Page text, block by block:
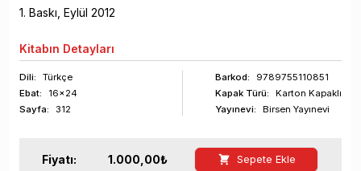
1. Baskı, Eylül 2012
Kitabın Detayları
Dili:
Türkçe
Ebat:
16x24
Sayfa: 312
Barkod:
9789755110851
Kapak Türü:
Karton Kapaklı
Yayınevi:
Birsen Yayınevi
Fiyatı: 1.000,00₺ Sepete Ekle